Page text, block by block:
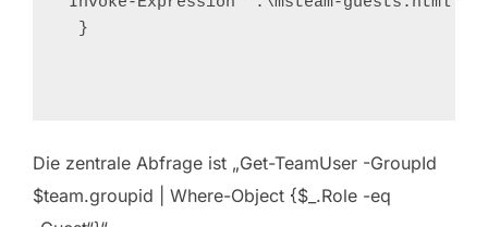
Invoke-Expression ".\msteam-
  }
Die zentrale Abfrage ist „Get-TeamUser -GroupId
$team.groupid | Where-Object {$_.Role -eq